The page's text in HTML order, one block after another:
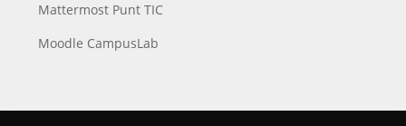
Mattermost Punt TIC
Moodle CampusLab